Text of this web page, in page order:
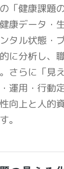
「健康課題
康データ・
タル状態・
に分析し、
さらに「見
運用・行動
向上と人的
。